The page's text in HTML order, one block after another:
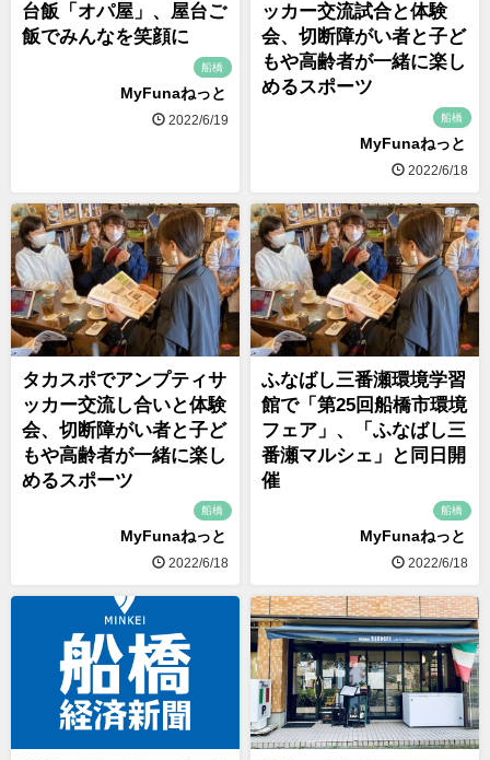
台飯「オパ屋」、屋台ご
飯でみんなを笑顔に
船橋
MyFunaねっと
2022/6/19
ッカー交流試合と体験
会、切断障がい者と子ど
もや高齢者が一緒に楽し
めるスポーツ
船橋
MyFunaねっと
2022/6/18
タカスポでアンプティサ
ッカー交流し合いと体験
会、切断障がい者と子ど
もや高齢者が一緒に楽し
めるスポーツ
船橋
MyFunaねっと
2022/6/18
ふなばし三番瀬環境学習
館で「第25回船橋市環境
フェア」、「ふなばし三
番瀬マルシェ」と同日開
催
船橋
MyFunaねっと
2022/6/18